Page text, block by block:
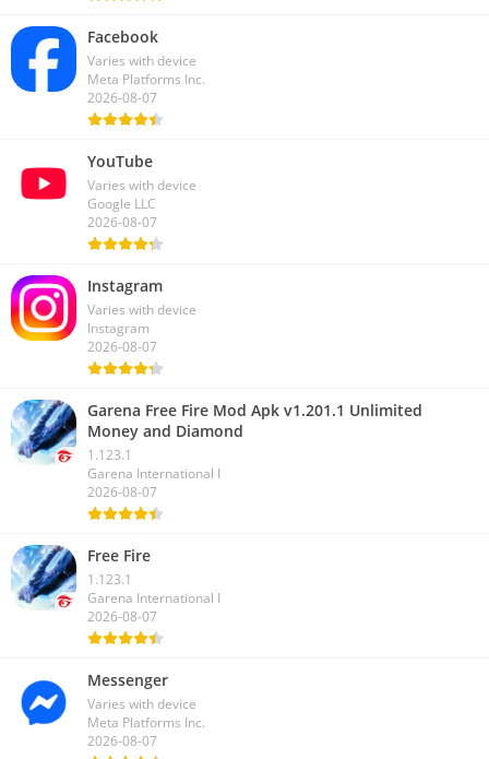
Facebook
Varies with device
Meta Platforms Inc.
2026-08-07
YouTube
Varies with device
Google LLC
2026-08-07
Instagram
Varies with device
Instagram
2026-08-07
Garena Free Fire Mod Apk v1.201.1 Unlimited
Money and Diamond
1.123.1
Garena International I
2026-08-07
Free Fire
1.123.1
Garena International I
2026-08-07
Messenger
Varies with device
Meta Platforms Inc.
2026-08-07